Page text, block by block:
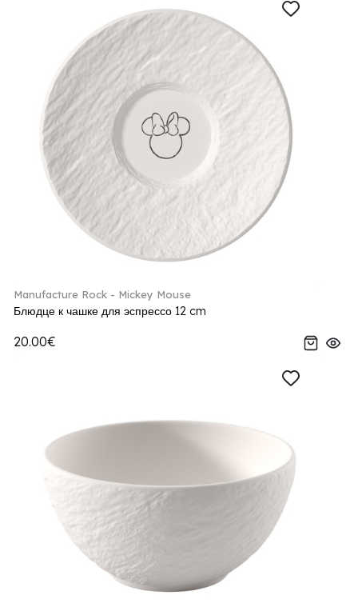
Manufacture Rock - Mickey Mouse
Блюдце к чашке для эспрессо 12 cm
20.00€